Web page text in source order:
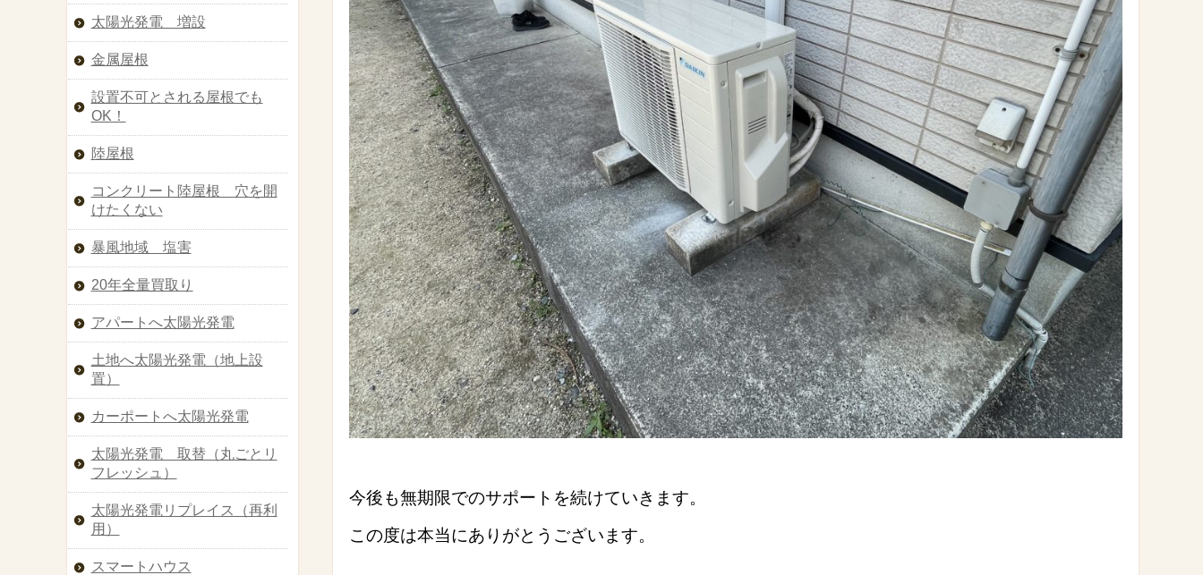
今後も無期限でのサポートを続けていきます。
この度は本当にありがとうございます。
太陽光発電 増設
金属屋根
設置不可とされる屋根でも
OK！
陸屋根
コンクリート陸屋根 穴を開
けたくない
暴風地域 塩害
20年全量買取り
アパートへ太陽光発電
土地へ太陽光発電（地上設
置）
カーポートへ太陽光発電
太陽光発電 取替（丸ごとリ
フレッシュ）
太陽光発電リプレイス（再利
用）
スマートハウス